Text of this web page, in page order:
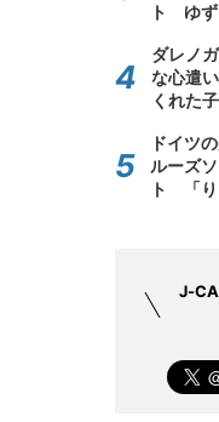
ト ゆず
ダレノ
な心遣
くれた
ドイツ
ルーズ
ト 「り
J-